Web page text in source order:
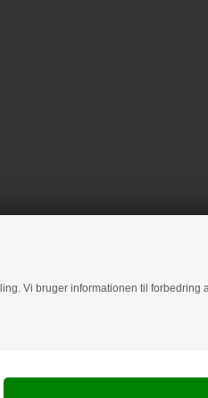
Vi bruger informationen til forbedring